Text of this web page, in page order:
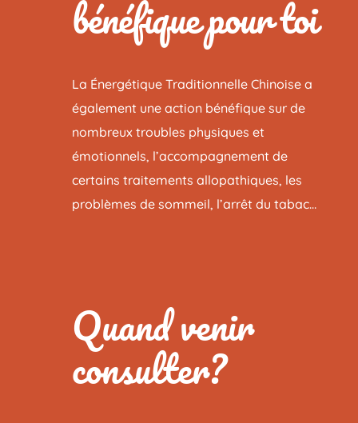
bénéfique pour toi
La Énergétique Traditionnelle Chinoise a
également une action bénéfique sur de
nombreux troubles physiques et
émotionnels, l’accompagnement de
certains traitements allopathiques, les
problèmes de sommeil, l’arrêt du tabac…
Quand venir
consulter?